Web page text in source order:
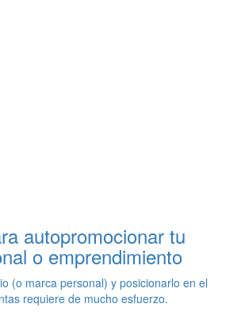
autopromocionar tu
o emprendimiento
(o marca personal) y posicionarlo en el
requiere de mucho esfuerzo.